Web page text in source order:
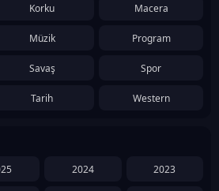
Korku Macera
Müzik Program
Savaş Spor
Tarih Western
2024 2023